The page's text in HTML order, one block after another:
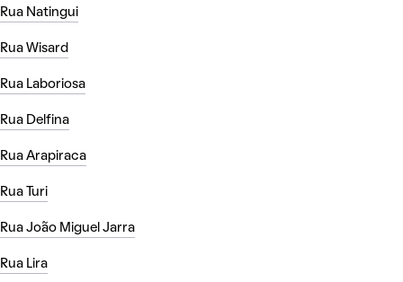
Rua Natingui
Rua Wisard
Rua Laboriosa
Rua Delfina
Rua Arapiraca
Rua Turi
Rua João Miguel Jarra
Rua Lira